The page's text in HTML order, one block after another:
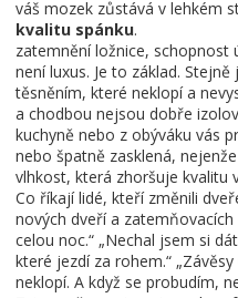
váš mozek zůstává v lehkém
kvalitu spánku.
zatemnění ložnice, schopnost
není luxus. Je to základ.
těsněním, které neklopí a
a chodbou nejsou dobře
kuchyně nebo z obýváku vás
nebo špatně zasklená,
vlhkost, která zhoršuje kvalitu
Co říkají lidé, kteří změnili
nových dveří a
celou noc.“ „Nechal jsem si
které jezdí za rohem.“
neklopí. A když se probudím,